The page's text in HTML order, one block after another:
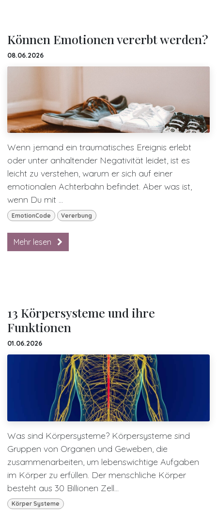
Können Emotionen vererbt werden?
08.06.2026
Wenn jemand ein traumatisches Ereignis erlebt
oder unter anhaltender Negativität leidet, ist es
leicht zu verstehen, warum er sich auf einer
emotionalen Achterbahn befindet. Aber was ist,
wenn Du mit ...
EmotionCode Vererbung
Mehr lesen
13 Körpersysteme und ihre
Funktionen
01.06.2026
Was sind Körpersysteme? Körpersysteme sind
Gruppen von Organen und Geweben, die
zusammenarbeiten, um lebenswichtige Aufgaben
im Körper zu erfüllen. Der menschliche Körper
besteht aus 30 Billionen Zell...
Körper Systeme